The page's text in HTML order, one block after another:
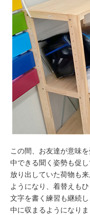
この間、お友達が意味
中できる聞く姿勢も促し
放り出していた荷物も
ようになり、着替えも
文字を書く練習も継続
中に収まるようになりま